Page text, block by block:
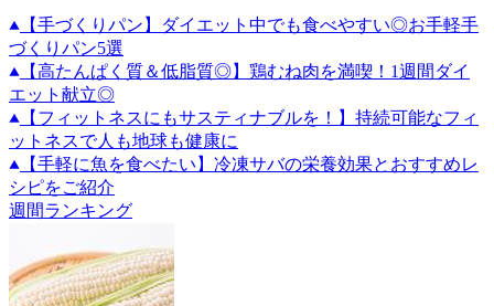
【手づくりパン】ダイエット中でも食べやすい◎お手軽手
づくりパン5選
【高たんぱく質＆低脂質◎】鶏むね肉を満喫！1週間ダイ
エット献立◎
【フィットネスにもサスティナブルを！】持続可能なフィ
ットネスで人も地球も健康に
【手軽に魚を食べたい】冷凍サバの栄養効果とおすすめレ
シピをご紹介
週間ランキング